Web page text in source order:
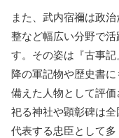
また、武内宿禰は政
整など幅広い分野で
す。その姿は『古事
降の軍記物や歴史書
備えた人物として評
祀る神社や顕彰碑は
代表する忠臣として